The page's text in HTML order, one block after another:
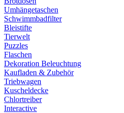
Umhängetaschen
Schwimmbadfilter
Bleistifte
Tierwelt
Puzzles
Flaschen
Dekoration Beleuchtung
Kaufladen & Zubehör
Triebwagen
Kuscheldecke
Chlortreiber
Interactive